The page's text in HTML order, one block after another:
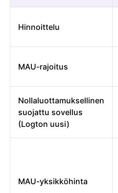
Hinnoittelu
MAU-rajoitus
Nollaluottamuksellinen
suojattu sovellus
(Logton uusi)
MAU-yksikköhinta